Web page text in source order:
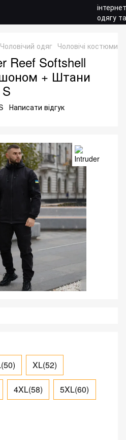
Чоловічий одяг Чоловічі костюми
Reef Softshell
+ Штани
Написати відгук
XL(52)
4XL(58) 5XL(60)